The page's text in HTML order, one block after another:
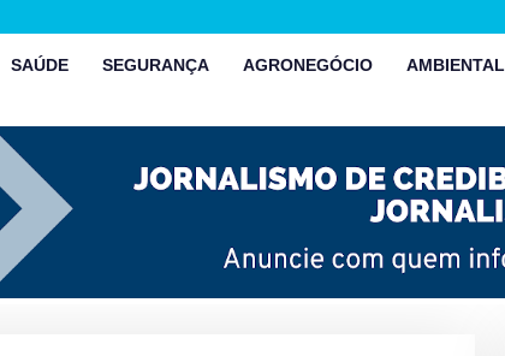
SAÚDE SEGURANÇA AGRONEGÓCIO AMBIENTAL